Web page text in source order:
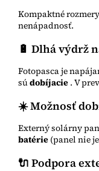
Kompaktné
nenápadnosť.
🔋 Dlhá výdrž
Fotopasca je
súdobíjacie . V
☀️ Možnosť
Externý solárny
batérie (panel nie
🔌 Podpora